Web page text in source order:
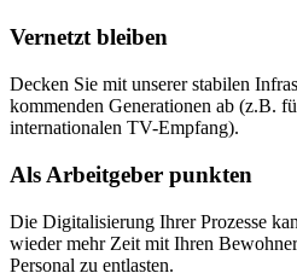
Vernetzt bleiben
Decken Sie mit unserer stabilen
kommenden Generationen ab (z.B.
internationalen TV-Empfang).
Als Arbeitgeber punkten
Die Digitalisierung Ihrer Prozesse
wieder mehr Zeit mit Ihren
Personal zu entlasten.